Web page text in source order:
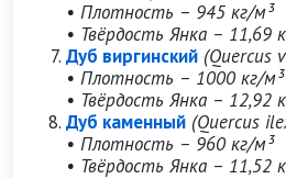
• Плотность – 945 кг/м³
• Твёрдость Янка – 11,69
Дуб виргинский (Quercus
• Плотность – 1000 кг/м³
• Твёрдость Янка – 12,92
Дуб каменный (Quercus
• Плотность – 960 кг/м³
• Твёрдость Янка – 11,52